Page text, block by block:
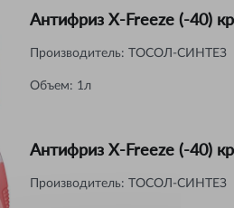
Антифриз X-Freeze (-40)
Производитель: ТОСОЛ-СИНТЕЗ
Объем: 1л
Антифриз X-Freeze (-40)
Производитель: ТОСОЛ-СИНТЕЗ